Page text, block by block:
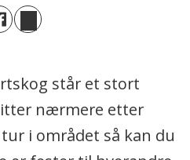
står et stort
nærmere etter
i området så kan du